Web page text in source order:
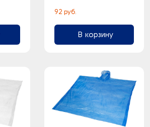
92 руб.
В корзину